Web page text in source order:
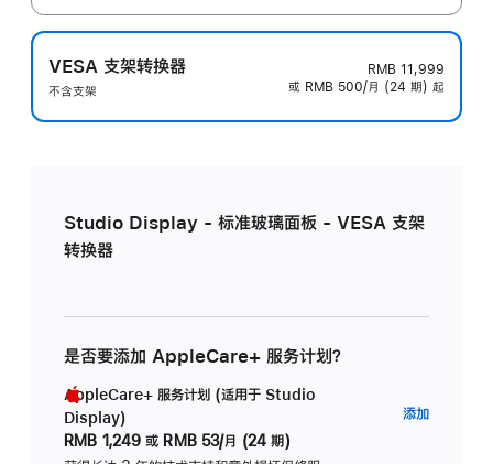
VESA 支架转换器
不含支架
RMB 11,999
或 RMB 500/月 (24 期) 起
Studio Display - 标准玻璃面板 - VESA 支架
转换器
是否要添加 AppleCare+ 服务计划？
AppleCare+ 服务计划 (适用于 Studio
Display)
RMB 1,249 或 RMB 53/月 (24 期)
添加